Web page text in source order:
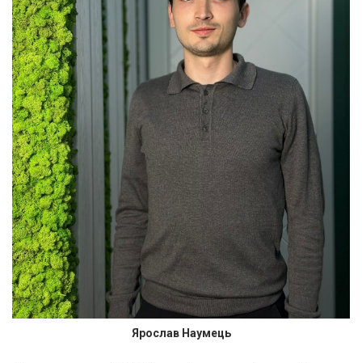
Ярослав Наумець